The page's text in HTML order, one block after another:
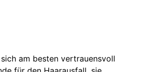
am besten vertrauensvoll